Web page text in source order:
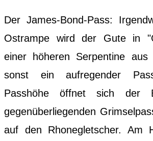
Der James-Bond-Pass:
Ostrampe wird der Gute in
einer höheren Serpentine aus
sonst ein aufregender
Passhöhe öffnet sich der
gegenüberliegenden
auf den Rhonegletscher. Am